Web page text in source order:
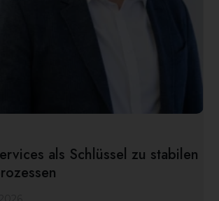
als Schlüssel zu stabilen